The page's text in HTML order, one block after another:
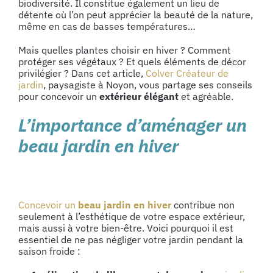
biodiversité. Il constitue également un lieu de
détente où l’on peut apprécier la beauté de la nature,
même en cas de basses températures…
Mais quelles plantes choisir en hiver ? Comment
protéger ses végétaux ? Et quels éléments de décor
privilégier ? Dans cet article, Colver Créateur de
jardin, paysagiste à Noyon, vous partage ses conseils
pour concevoir un extérieur élégant et agréable.
L’importance d’aménager un
beau jardin en hiver
Concevoir un beau jardin en hiver contribue non
seulement à l’esthétique de votre espace extérieur,
mais aussi à votre bien-être. Voici pourquoi il est
essentiel de ne pas négliger votre jardin pendant la
saison froide :